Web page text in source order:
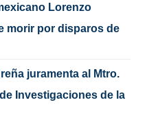
Lorenzo
morir por disparos de
juramenta al Mtro.
Investigaciones de la